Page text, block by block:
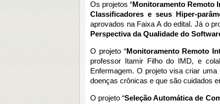
Os projetos “Monitoramento Remoto
Classificadores e seus Hiper-
aprovados na Faixa A do edital. Já o
Perspectiva da Qualidade do
O projeto “Monitoramento Remoto
professor Itamir Filho do IMD, e
Enfermagem. O projeto visa criar
doenças crônicas e que são cuidados
O projeto “Seleção Automática de